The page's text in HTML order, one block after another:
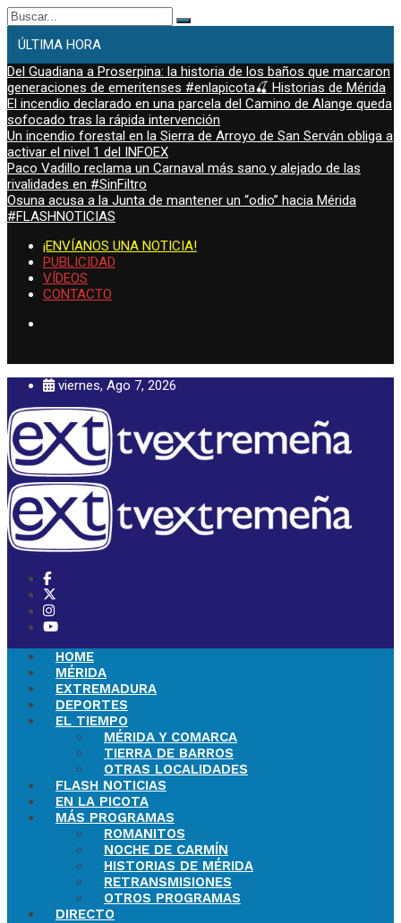
Buscar:
ÚLTIMA HORA
Del Guadiana a Proserpina: la historia de los baños que marcaron
generaciones de emeritenses #enlapicota🍒 Historias de Mérida
El incendio declarado en una parcela del Camino de Alange queda
sofocado tras la rápida intervención
Un incendio forestal en la Sierra de Arroyo de San Serván obliga a
activar el nivel 1 del INFOEX
Paco Vadillo reclama un Carnaval más sano y alejado de las
rivalidades en #SinFiltro
Osuna acusa a la Junta de mantener un “odio” hacia Mérida
#FLASHNOTICIAS
¡ENVÍANOS UNA NOTICIA!
PUBLICIDAD
VÍDEOS
CONTACTO
viernes, Ago 7, 2026
HOME
MÉRIDA
EXTREMADURA
DEPORTES
EL TIEMPO
MÉRIDA Y COMARCA
TIERRA DE BARROS
OTRAS LOCALIDADES
FLASH NOTICIAS
EN LA PICOTA
MÁS PROGRAMAS
ROMANITOS
NOCHE DE CARMÍN
HISTORIAS DE MÉRIDA
RETRANSMISIONES
OTROS PROGRAMAS
DIRECTO